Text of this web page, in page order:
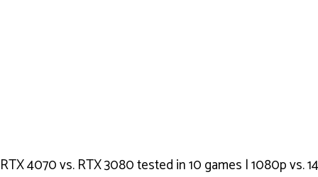
RTX 4070 vs. RTX 3080 tested in 10 games | 1080p vs.